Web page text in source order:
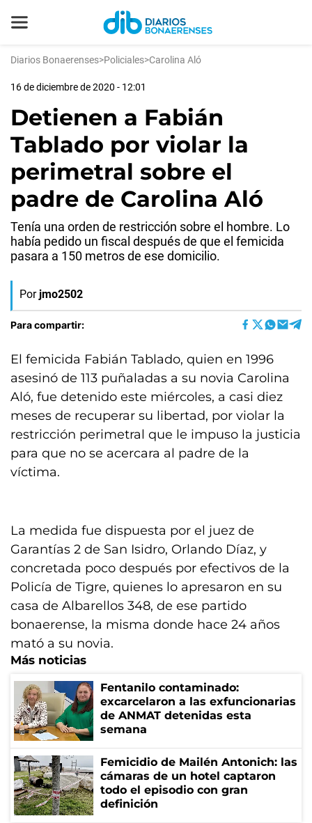
Diarios Bonaerenses>Policiales>Carolina Aló
16 de diciembre de 2020 - 12:01
Detienen a Fabián
Tablado por violar la
perimetral sobre el
padre de Carolina Aló
Tenía una orden de restricción sobre el hombre. Lo
había pedido un fiscal después de que el femicida
pasara a 150 metros de ese domicilio.
Por jmo2502
Para compartir:
El femicida Fabián Tablado, quien en 1996
asesinó de 113 puñaladas a su novia Carolina
Aló, fue detenido este miércoles, a casi diez
meses de recuperar su libertad, por violar la
restricción perimetral que le impuso la justicia
para que no se acercara al padre de la
víctima.
La medida fue dispuesta por el juez de
Garantías 2 de San Isidro, Orlando Díaz, y
concretada poco después por efectivos de la
Policía de Tigre, quienes lo apresaron en su
casa de Albarellos 348, de ese partido
bonaerense, la misma donde hace 24 años
mató a su novia.
Más noticias
Fentanilo contaminado:
excarcelaron a las exfuncionarias
de ANMAT detenidas esta
semana
Femicidio de Mailén Antonich: las
cámaras de un hotel captaron
todo el episodio con gran
definición